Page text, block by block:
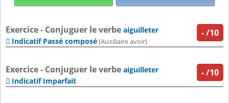
-/10
Exercice - Conjuguer le verbe aiguilleter
 Indicatif Passé composé(Auxiliaire avoir)
-/10
Exercice - Conjuguer le verbe aiguilleter
 Indicatif Imparfait